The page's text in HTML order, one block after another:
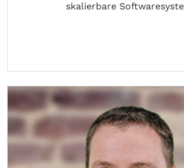
skalierbare